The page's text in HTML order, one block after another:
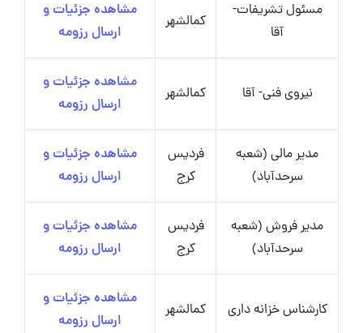
مسئول تشریفات-
آقا
کمالشهر
مشاهده جزئیات و
ارسال رزومه
نیروی فنی- آقا کمالشهر
مشاهده جزئیات و
ارسال رزومه
مدیر مالی (شعبه
سرحدآباد)
فردیس
کرج
مشاهده جزئیات و
ارسال رزومه
مدیر فروش (شعبه
سرحدآباد)
فردیس
کرج
مشاهده جزئیات و
ارسال رزومه
کارشناس خزانه داری کمالشهر
مشاهده جزئیات و
ارسال رزومه